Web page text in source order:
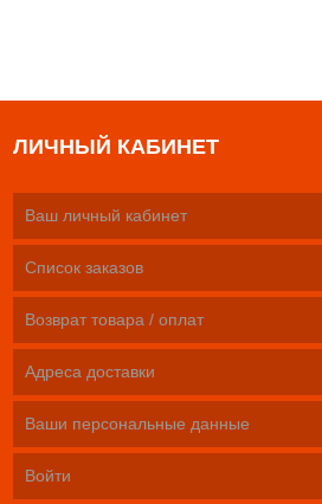
ЛИЧНЫЙ КАБИНЕТ
Ваш личный кабинет
Список заказов
Возврат товара / оплат
Адреса доставки
Ваши персональные данные
Войти